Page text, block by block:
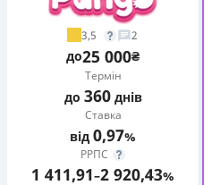
3,5 2
до25 000₴
Термін
до 360днів
Ставка
від 0,97%
РРПС
1 411,91–2 920,43%